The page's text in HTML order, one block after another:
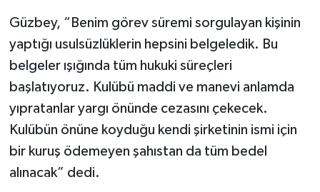
Güzbey, “Benim görev süremi sorgulayan kişinin
yaptığı usulsüzlüklerin hepsini belgeledik. Bu
belgeler ışığında tüm hukuki süreçleri
başlatıyoruz. Kulübü maddi ve manevi anlamda
yıpratanlar yargı önünde cezasını çekecek.
Kulübün önüne koyduğu kendi şirketinin ismi için
bir kuruş ödemeyen şahıstan da tüm bedel
alınacak” dedi.